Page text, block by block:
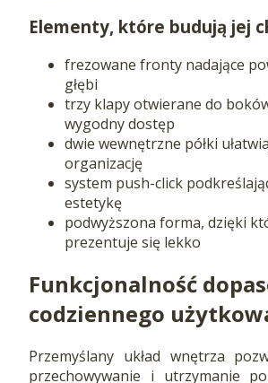
Elementy, które budują jej
frezowane fronty nadające
głębi
trzy klapy otwierane do
wygodny dostęp
dwie wewnętrzne półki
organizację
system push-click
estetykę
podwyższona forma, dzięki
prezentuje się lekko
Funkcjonalność
codziennego
Przemyślany układ wnętrza
przechowywanie i utrzymanie